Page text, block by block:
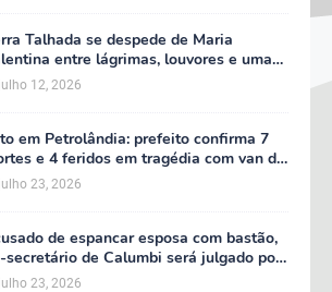
Talhada se despede de Maria
entre lágrimas, louvores e uma
que caminhou ao lado da família
julho 12, 2026
em Petrolândia: prefeito confirma 7
e 4 feridos em tragédia com van do
e decreta três dias de luto oficial
julho 23, 2026
de espancar esposa com bastão,
secretário de Calumbi será julgado por
de feminicídio
julho 23, 2026